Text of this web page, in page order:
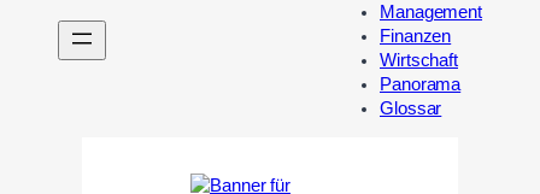
n
Management
Finanzen
Wirtschaft
Panorama
Glossar